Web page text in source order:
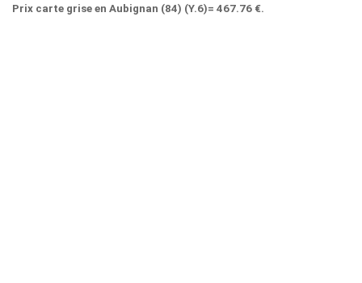
Prix carte grise en Aubignan (84) (Y.6)= 467.76 €.